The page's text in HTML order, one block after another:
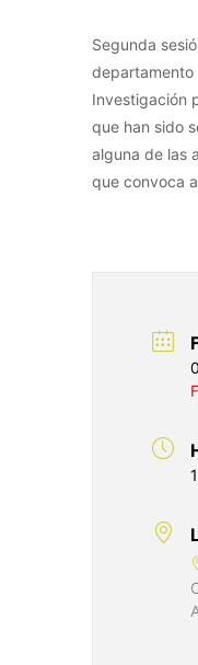
Segunda
departamento
Investigación
que han sido
alguna de las
que convoca